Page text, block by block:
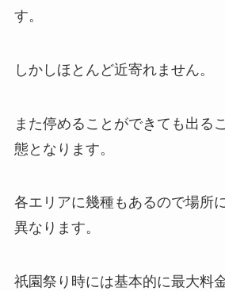
す。
しかしほとんど近寄れません。
また停めることができても出る
態となります。
各エリアに幾種もあるので場所
異なります。
祇園祭り時には基本的に最大料